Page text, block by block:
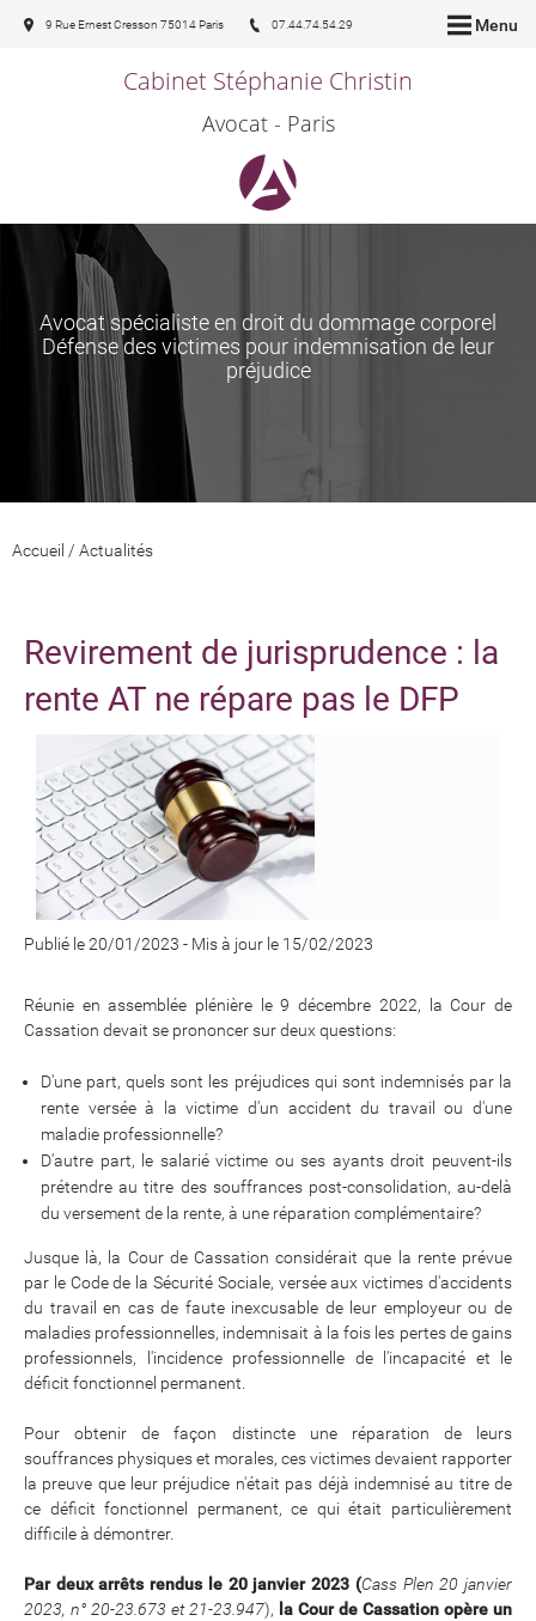
Menu
Cabinet Stéphanie Christin
Avocat - Paris
9 Rue Ernest Cresson 75014 Paris 07.44.74.54.29
Avocat spécialiste en droit du dommage corporel
Défense des victimes pour indemnisation de leur
préjudice
Accueil / Actualités
Revirement de jurisprudence : la
rente AT ne répare pas le DFP
Publié le 20/01/2023 - Mis à jour le 15/02/2023
Réunie en assemblée plénière le 9 décembre 2022, la Cour de
Cassation devait se prononcer sur deux questions:
D'une part, quels sont les préjudices qui sont indemnisés par la
rente versée à la victime d'un accident du travail ou d'une
maladie professionnelle?
D'autre part, le salarié victime ou ses ayants droit peuvent-ils
prétendre au titre des souffrances post-consolidation, au-delà
du versement de la rente, à une réparation complémentaire?
Jusque là, la Cour de Cassation considérait que la rente prévue
par le Code de la Sécurité Sociale, versée aux victimes d'accidents
du travail en cas de faute inexcusable de leur employeur ou de
maladies professionnelles, indemnisait à la fois les pertes de gains
professionnels, l'incidence professionnelle de l'incapacité et le
déficit fonctionnel permanent.
Pour obtenir de façon distincte une réparation de leurs
souffrances physiques et morales, ces victimes devaient rapporter
la preuve que leur préjudice n'était pas déjà indemnisé au titre de
ce déficit fonctionnel permanent, ce qui était particulièrement
difficile à démontrer.
Par deux arrêts rendus le 20 janvier 2023 (Cass Plen 20 janvier
2023, n° 20-23.673 et 21-23.947), la Cour de Cassation opère un